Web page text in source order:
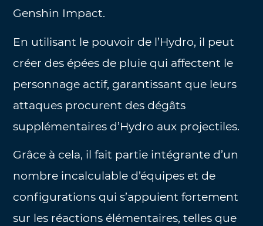
Genshin Impact.
En utilisant le pouvoir de l’Hydro, il peut
créer des épées de pluie qui affectent le
personnage actif, garantissant que leurs
attaques procurent des dégâts
supplémentaires d’Hydro aux projectiles.
Grâce à cela, il fait partie intégrante d’un
nombre incalculable d’équipes et de
configurations qui s’appuient fortement
sur les réactions élémentaires, telles que